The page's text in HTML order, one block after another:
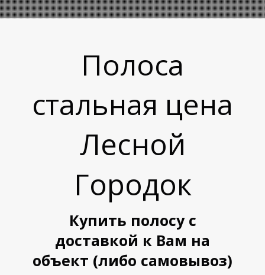
Л
Полоса
стальная цена
Лесной
Городок
Купить полосу с
доставкой к Вам на
объект (либо самовывоз)
Л